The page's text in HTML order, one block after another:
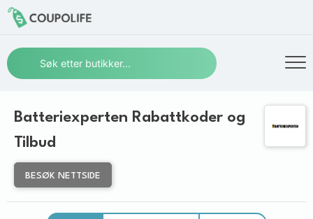
Batteriexperten Rabattkoder og
Tilbud
BESØK NETTSIDE